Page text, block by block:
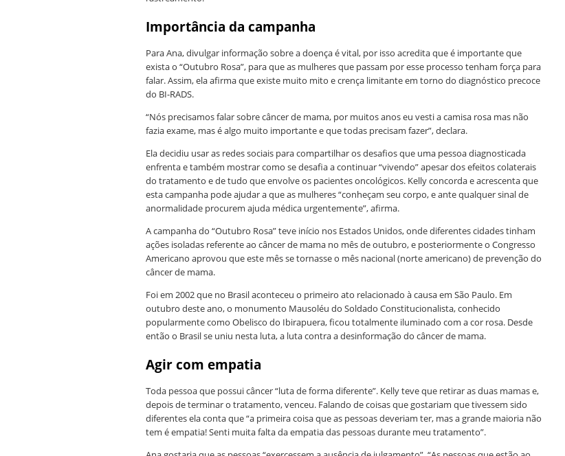
Importância da campanha
Para Ana, divulgar informação sobre a doença é vital, por isso acredita que é importante que
exista o “Outubro Rosa”, para que as mulheres que passam por esse processo tenham força para
falar. Assim, ela afirma que existe muito mito e crença limitante em torno do diagnóstico precoce
do BI-RADS.
“Nós precisamos falar sobre câncer de mama, por muitos anos eu vesti a camisa rosa mas não
fazia exame, mas é algo muito importante e que todas precisam fazer”, declara.
Ela decidiu usar as redes sociais para compartilhar os desafios que uma pessoa diagnosticada
enfrenta e também mostrar como se desafia a continuar “vivendo” apesar dos efeitos colaterais
do tratamento e de tudo que envolve os pacientes oncológicos. Kelly concorda e acrescenta que
esta campanha pode ajudar a que as mulheres “conheçam seu corpo, e ante qualquer sinal de
anormalidade procurem ajuda médica urgentemente”, afirma.
A campanha do “Outubro Rosa” teve início nos Estados Unidos, onde diferentes cidades tinham
ações isoladas referente ao câncer de mama no mês de outubro, e posteriormente o Congresso
Americano aprovou que este mês se tornasse o mês nacional (norte americano) de prevenção do
câncer de mama.
Foi em 2002 que no Brasil aconteceu o primeiro ato relacionado à causa em São Paulo. Em
outubro deste ano, o monumento Mausoléu do Soldado Constitucionalista, conhecido
popularmente como Obelisco do Ibirapuera, ficou totalmente iluminado com a cor rosa. Desde
então o Brasil se uniu nesta luta, a luta contra a desinformação do câncer de mama.
Agir com empatia
Toda pessoa que possui câncer “luta de forma diferente”. Kelly teve que retirar as duas mamas e,
depois de terminar o tratamento, venceu. Falando de coisas que gostariam que tivessem sido
diferentes ela conta que “a primeira coisa que as pessoas deveriam ter, mas a grande maioria não
tem é empatia! Senti muita falta da empatia das pessoas durante meu tratamento”.